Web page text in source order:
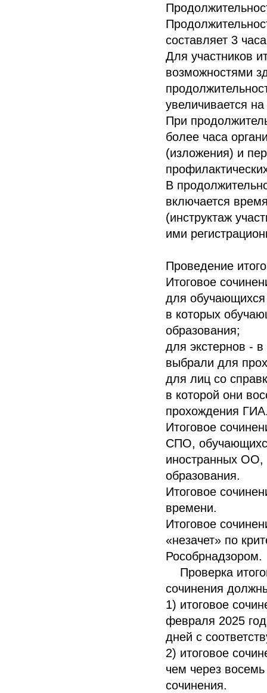
составляет 3
Для участников
возможностями
увеличивается
При
более часа
(изложения) и
В
включается
(инструктаж
ими
Проведение
Итоговое
для обучающихся
в которых
образования;
для экстернов -
выбрали для
для лиц со
в которой они
прохождения
Итоговое
СПО,
иностранных ОО,
образования.
Итоговое
времени.
Итоговое
«незачет» по
Рособрнадзором.
Проверка
сочинения
1) итоговое
февраля 2025
дней с
2) итоговое
чем через
сочинения.